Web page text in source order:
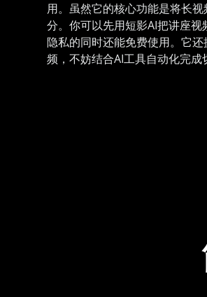
用。虽然它的核心功能是将长
分。你可以先用短影AI把讲座
隐私的同时还能免费使用。它
频，不妨结合AI工具自动化完成